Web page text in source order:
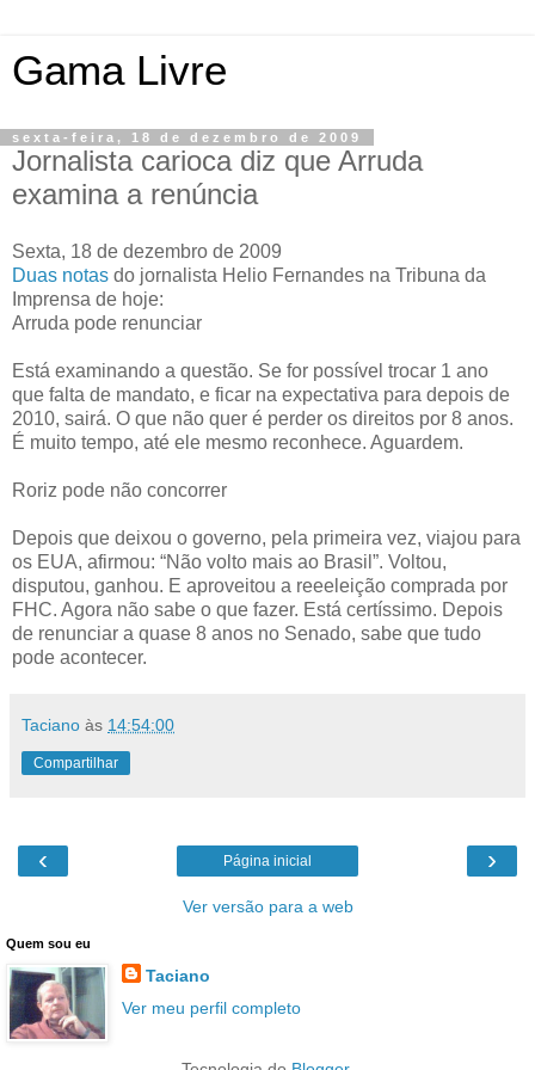
Gama Livre
sexta-feira, 18 de dezembro de 2009
Jornalista carioca diz que Arruda
examina a renúncia
Sexta, 18 de dezembro de 2009
Duas notas do jornalista Helio Fernandes na Tribuna da
Imprensa de hoje:
Arruda pode renunciar
Está examinando a questão. Se for possível trocar 1 ano
que falta de mandato, e ficar na expectativa para depois de
2010, sairá. O que não quer é perder os direitos por 8 anos.
É muito tempo, até ele mesmo reconhece. Aguardem.
Roriz pode não concorrer
Depois que deixou o governo, pela primeira vez, viajou para
os EUA, afirmou: “Não volto mais ao Brasil”. Voltou,
disputou, ganhou. E aproveitou a reeeleição comprada por
FHC. Agora não sabe o que fazer. Está certíssimo. Depois
de renunciar a quase 8 anos no Senado, sabe que tudo
pode acontecer.
Taciano às 14:54:00
Compartilhar
‹ ›
Página inicial
Ver versão para a web
Quem sou eu
Taciano
Ver meu perfil completo